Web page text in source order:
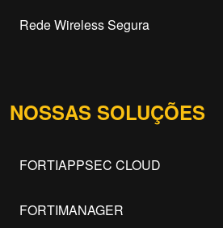
Rede Wireless Segura
NOSSAS SOLUÇÕES
FORTIAPPSEC CLOUD
FORTIMANAGER